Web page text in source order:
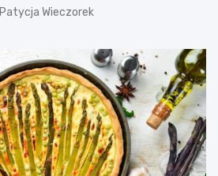
Patycja Wieczorek